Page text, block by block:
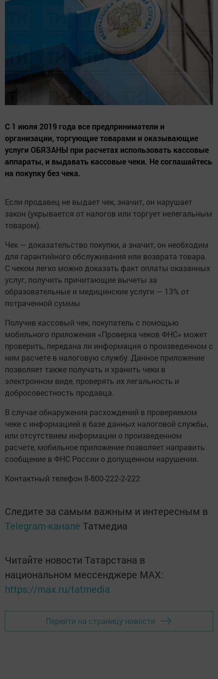
С 1 июля 2019 года все предприниматели и
организации, торгующие товарами и оказывающие
услуги ОБЯЗАНЫ при расчетах использовать кассовые
аппараты, и выдавать кассовые чеки. Не соглашайтесь
на покупку без чека.
Если продавец не выдает чек, значит, он нарушает
закон (укрывается от налогов или торгует нелегальным
товаром).
Чек — доказательство покупки, а значит, он необходим
для гарантийного обслуживания или возврата товара.
С чеком легко можно доказать факт оплаты оказанных
услуг, получить причитающие вычеты за
образовательные и медицинские услуги — 13% от
потраченной суммы
Получив кассовый чек, покупатель с помощью
мобильного приложения «Проверка чеков ФНС» может
проверить, передана ли информация о произведенном с
ним расчете в налоговую службу. Данное приложение
позволяет также получать и хранить чеки в
электронном виде, проверять их легальность и
добросовестность продавца.
В случае обнаружения расхождений в проверяемом
чеке с информацией в базе данных налоговой службы,
или отсутствием информации о произведенном
расчете, мобильное приложение позволяет направить
сообщение в ФНС России о допущенном нарушении.
Контактный телефон 8-800-222-2-222
Следите за самым важным и интересным в
Telegram-канале Татмедиа
Читайте новости Татарстана в
национальном мессенджере MАХ:
https://max.ru/tatmedia
Перейти на страницу новости